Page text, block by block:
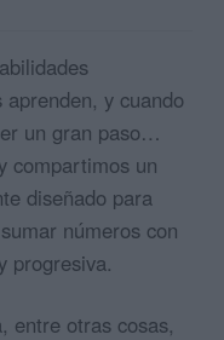
y cuando
un gran paso…
compartimos un
diseñado para
números con
progresiva.
entre otras cosas,